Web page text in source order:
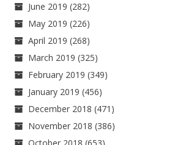
June 2019 (282)
May 2019 (226)
April 2019 (268)
March 2019 (325)
February 2019 (349)
January 2019 (456)
December 2018 (471)
November 2018 (386)